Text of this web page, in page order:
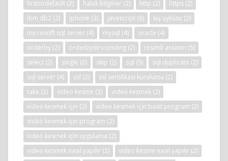
firstordefault (2) haluk bilginer (2) http (2) https (2)
ibm db2 (2) iphone (3) javascript (6) kış uykusu (2)
microsoft sql server (4) mysql (4) oracle (4)
orderby (2) orderbydescending (2) resimli anlatım (5)
select (2) single (2) skip (2) sql (5) sql duplicate (2)
sql server (4) ssl (2) ssl sertifikası kurulumu (2)
take (2) video kesme (2) video kesmek (2)
video kesmek için (2) video kesmek için basit program (2)
video kesmek için program (2)
video kesmek için uygulama (2)
video kesmek nasıl yapılır (2) video kesme nasıl yapılır (2)